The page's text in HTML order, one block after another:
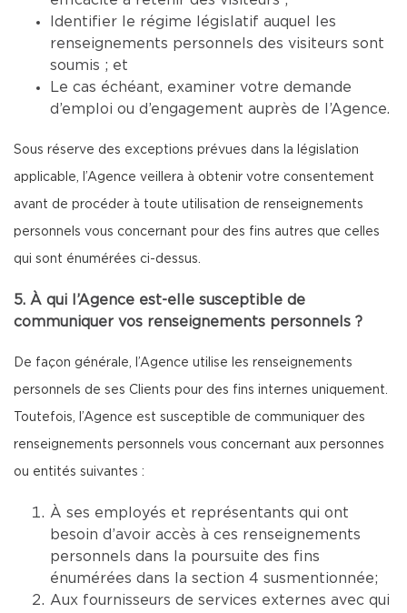
Identifier le régime législatif auquel les
renseignements personnels des visiteurs sont
soumis ; et
Le cas échéant, examiner votre demande
d’emploi ou d’engagement auprès de l’Agence.
Sous réserve des exceptions prévues dans la législation
applicable, l’Agence veillera à obtenir votre consentement
avant de procéder à toute utilisation de renseignements
personnels vous concernant pour des fins autres que celles
qui sont énumérées ci-dessus.
5. À qui l’Agence est-elle susceptible de
communiquer vos renseignements personnels ?
De façon générale, l’Agence utilise les renseignements
personnels de ses Clients pour des fins internes uniquement.
Toutefois, l’Agence est susceptible de communiquer des
renseignements personnels vous concernant aux personnes
ou entités suivantes :
À ses employés et représentants qui ont
besoin d’avoir accès à ces renseignements
personnels dans la poursuite des fins
énumérées dans la section 4 susmentionnée;
Aux fournisseurs de services externes avec qui